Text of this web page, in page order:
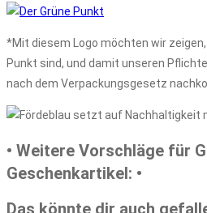
*Mit diesem Logo möchten wir
Punkt sind, und damit unseren
nach dem Verpackungsgesetz
• Weitere Vorschläge für
Geschenkartikel: •
Das könnte dir auch